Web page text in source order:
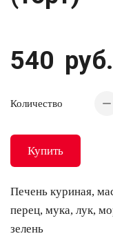
540 руб.
Количество
Купить
Печень куриная,
перец, мука, лук,
зелень